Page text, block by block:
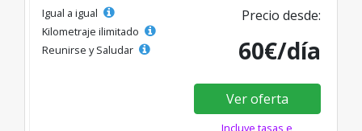
Igual a igual
Kilometraje ilimitado
Reunirse y Saludar
Precio desde:
60€/día
Ver oferta
Incluye tasas e